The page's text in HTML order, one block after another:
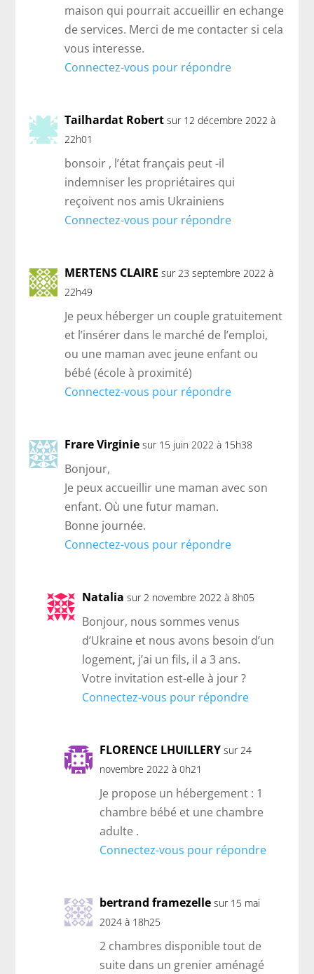
maison qui pourrait accueillir en echange
de services. Merci de me contacter si cela
vous interesse.
Connectez-vous pour répondre
Tailhardat Robert sur 12 décembre 2022 à
22h01
bonsoir , l’état français peut -il
indemniser les propriétaires qui
reçoivent nos amis Ukrainiens
Connectez-vous pour répondre
MERTENS CLAIRE sur 23 septembre 2022 à
22h49
Je peux héberger un couple gratuitement
et l’insérer dans le marché de l’emploi,
ou une maman avec jeune enfant ou
bébé (école à proximité)
Connectez-vous pour répondre
Frare Virginie sur 15 juin 2022 à 15h38
Bonjour,
Je peux accueillir une maman avec son
enfant. Où une futur maman.
Bonne journée.
Connectez-vous pour répondre
Natalia sur 2 novembre 2022 à 8h05
Bonjour, nous sommes venus
d’Ukraine et nous avons besoin d’un
logement, j’ai un fils, il a 3 ans.
Votre invitation est-elle à jour ?
Connectez-vous pour répondre
FLORENCE LHUILLERY sur 24
novembre 2022 à 0h21
Je propose un hébergement : 1
chambre bébé et une chambre
adulte .
Connectez-vous pour répondre
bertrand framezelle sur 15 mai
2024 à 18h25
2 chambres disponible tout de
suite dans un grenier aménagé